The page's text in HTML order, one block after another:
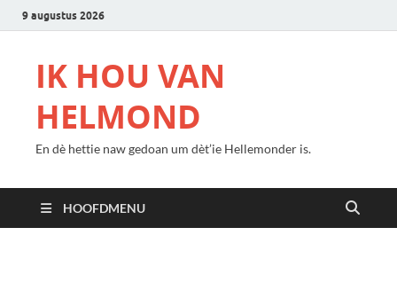
9 augustus 2026
IK HOU VAN
HELMOND
En dè hettie naw gedoan um dèt’ie Hellemonder is.
HOOFDMENU